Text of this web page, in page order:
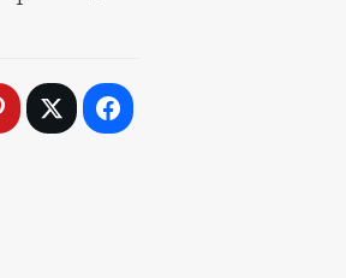
العام
العربي